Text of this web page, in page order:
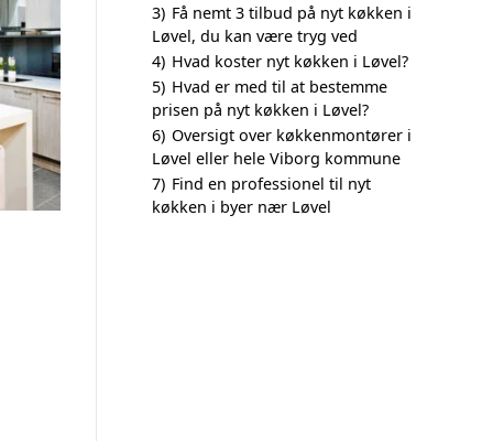
3) Få nemt 3 tilbud på nyt køkken i
Løvel, du kan være tryg ved
4) Hvad koster nyt køkken i Løvel?
5) Hvad er med til at bestemme
prisen på nyt køkken i Løvel?
6) Oversigt over køkkenmontører i
Løvel eller hele Viborg kommune
7) Find en professionel til nyt
køkken i byer nær Løvel